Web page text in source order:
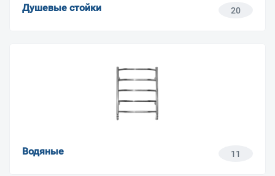
Душевые стойки 20
Водяные 11